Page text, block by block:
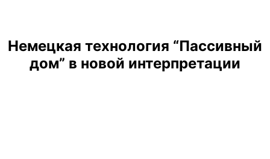
Немецкая технология “Пассивный
дом” в новой интерпретации